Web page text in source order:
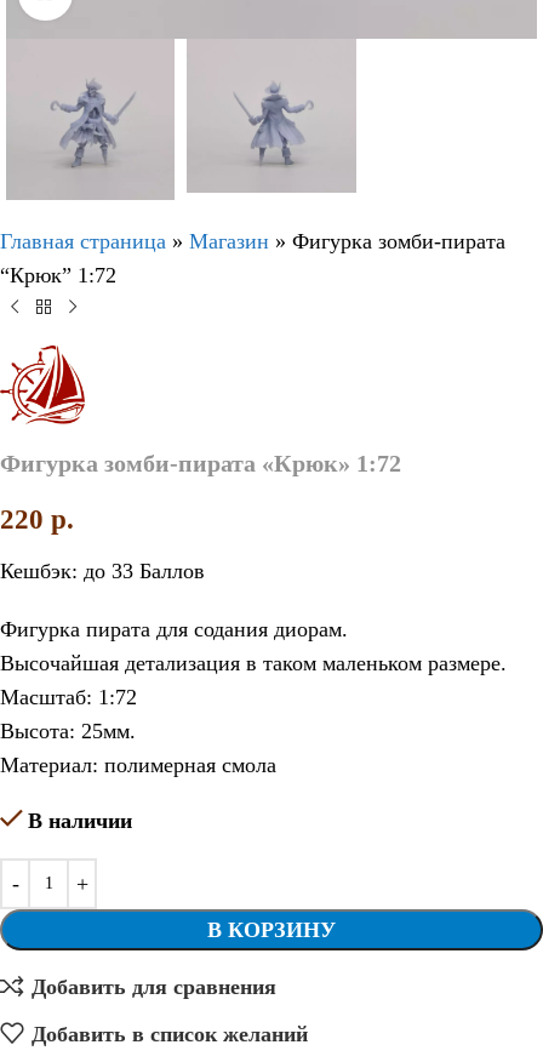
Главная страница » Магазин » Фигурка зомби-пирата
“Крюк” 1:72
Фигурка зомби-пирата «Крюк» 1:72
220 p.
Кешбэк: до 33 Баллов
Фигурка пирата для содания диорам.
Высочайшая детализация в таком маленьком размере.
Масштаб: 1:72
Высота: 25мм.
Материал: полимерная смола
В наличии
В КОРЗИНУ
Добавить для сравнения
Добавить в список желаний